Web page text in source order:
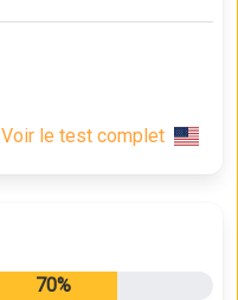
Voir le test complet
70%